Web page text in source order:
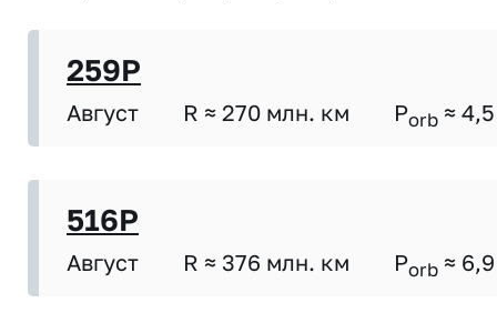
259P
Август R ≈ 270 млн. км Porb ≈ 4,5
516P
Август R ≈ 376 млн. км Porb ≈ 6,9